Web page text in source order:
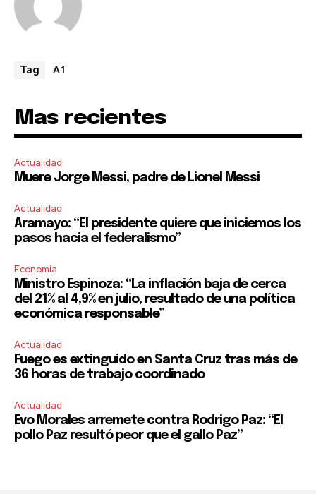
Tag A1
Mas recientes
Actualidad
Muere Jorge Messi, padre de Lionel Messi
Actualidad
Aramayo: “El presidente quiere que iniciemos los
pasos hacia el federalismo”
Economía
Ministro Espinoza: “La inflación baja de cerca
del 21% al 4,9% en julio, resultado de una política
económica responsable”
Actualidad
Fuego es extinguido en Santa Cruz tras más de
36 horas de trabajo coordinado
Actualidad
Evo Morales arremete contra Rodrigo Paz: “El
pollo Paz resultó peor que el gallo Paz”